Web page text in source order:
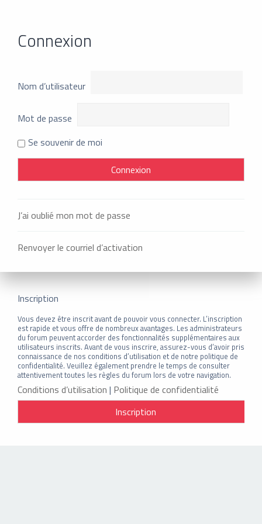
Connexion
Nom d’utilisateur
Mot de passe
Se souvenir de moi
J’ai oublié mon mot de passe
Renvoyer le courriel d’activation
Inscription
Vous devez être inscrit avant de pouvoir vous connecter. L’inscription
est rapide et vous offre de nombreux avantages. Les administrateurs
du forum peuvent accorder des fonctionnalités supplémentaires aux
utilisateurs inscrits. Avant de vous inscrire, assurez-vous d’avoir pris
connaissance de nos conditions d’utilisation et de notre politique de
confidentialité. Veuillez également prendre le temps de consulter
attentivement toutes les règles du forum lors de votre navigation.
Conditions d’utilisation | Politique de confidentialité
Inscription